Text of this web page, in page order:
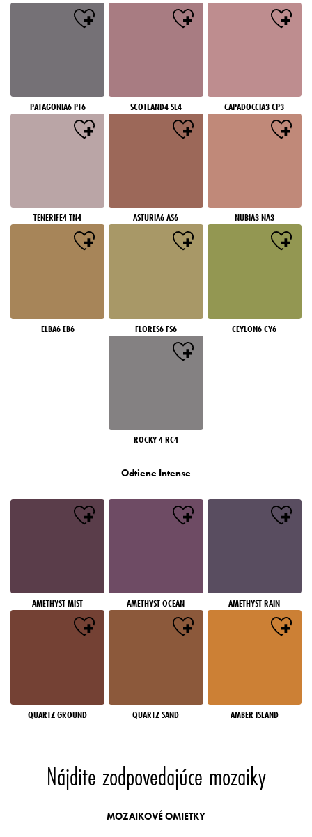
PATAGONIA6 PT6 SCOTLAND4 SL4 CAPADOCCIA3 CP3
TENERIFE4 TN4 ASTURIA6 AS6 NUBIA3 NA3
ELBA6 EB6 FLORES6 FS6 CEYLON6 CY6
ROCKY 4 RC4
Odtiene Intense
AMETHYST MIST AMETHYST OCEAN AMETHYST RAIN
QUARTZ GROUND QUARTZ SAND AMBER ISLAND
Nájdite zodpovedajúce mozaiky
MOZAIKOVÉ OMIETKY